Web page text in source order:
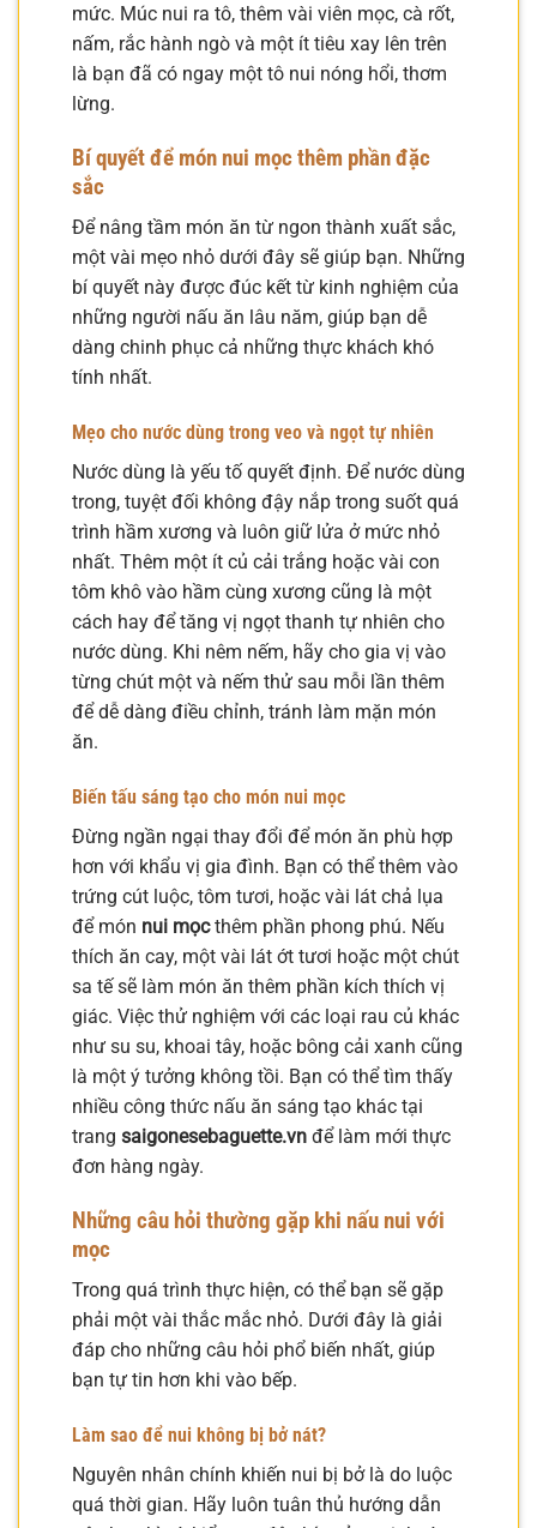
mức. Múc nui ra tô, thêm vài viên mọc, cà rốt,
nấm, rắc hành ngò và một ít tiêu xay lên trên
là bạn đã có ngay một tô nui nóng hổi, thơm
lừng.
Bí quyết để món nui mọc thêm phần đặc
sắc
Để nâng tầm món ăn từ ngon thành xuất sắc,
một vài mẹo nhỏ dưới đây sẽ giúp bạn. Những
bí quyết này được đúc kết từ kinh nghiệm của
những người nấu ăn lâu năm, giúp bạn dễ
dàng chinh phục cả những thực khách khó
tính nhất.
Mẹo cho nước dùng trong veo và ngọt tự nhiên
Nước dùng là yếu tố quyết định. Để nước dùng
trong, tuyệt đối không đậy nắp trong suốt quá
trình hầm xương và luôn giữ lửa ở mức nhỏ
nhất. Thêm một ít củ cải trắng hoặc vài con
tôm khô vào hầm cùng xương cũng là một
cách hay để tăng vị ngọt thanh tự nhiên cho
nước dùng. Khi nêm nếm, hãy cho gia vị vào
từng chút một và nếm thử sau mỗi lần thêm
để dễ dàng điều chỉnh, tránh làm mặn món
ăn.
Biến tấu sáng tạo cho món nui mọc
Đừng ngần ngại thay đổi để món ăn phù hợp
hơn với khẩu vị gia đình. Bạn có thể thêm vào
trứng cút luộc, tôm tươi, hoặc vài lát chả lụa
để món nui mọcthêm phần phong phú. Nếu
thích ăn cay, một vài lát ớt tươi hoặc một chút
sa tế sẽ làm món ăn thêm phần kích thích vị
giác. Việc thử nghiệm với các loại rau củ khác
như su su, khoai tây, hoặc bông cải xanh cũng
là một ý tưởng không tồi. Bạn có thể tìm thấy
nhiều công thức nấu ăn sáng tạo khác tại
trang saigonesebaguette.vn để làm mới thực
đơn hàng ngày.
Những câu hỏi thường gặp khi nấu nui với
mọc
Trong quá trình thực hiện, có thể bạn sẽ gặp
phải một vài thắc mắc nhỏ. Dưới đây là giải
đáp cho những câu hỏi phổ biến nhất, giúp
bạn tự tin hơn khi vào bếp.
Làm sao để nui không bị bở nát?
Nguyên nhân chính khiến nui bị bở là do luộc
quá thời gian. Hãy luôn tuân thủ hướng dẫn